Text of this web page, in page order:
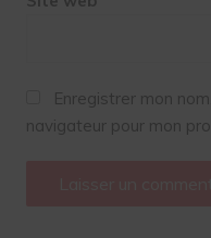
Enregistrer mon
navigateur pour mon